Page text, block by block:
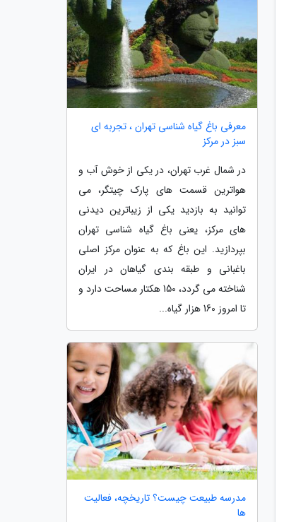
معرفی باغ گیاه شناسی تهران ، تجربه ای
سبز در مرکز
در شمال غرب تهران، در یکی از خوش آب و
هواترین قسمت های پارک چیتگر، می
توانید به بازدید یکی از زیباترین دیدنی
های مرکز، یعنی باغ گیاه شناسی تهران
بپردازید. این باغ که به عنوان مرکز اصلی
باغبانی و طبقه بندی گیاهان در ایران
شناخته می گردد، 150 هکتار مساحت دارد و
تا امروز 160 هزار گیاه...
مدرسه طبیعت چیست؟ تاریخچه، فعالیت
ها